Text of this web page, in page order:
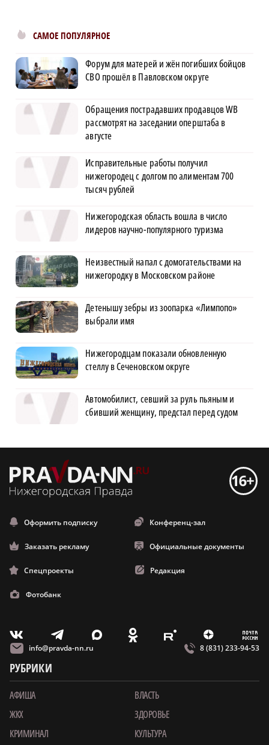
САМОЕ ПОПУЛЯРНОЕ
Форум для матерей и жён погибших бойцов
СВО прошёл в Павловском округе
Обращения пострадавших продавцов WB
рассмотрят на заседании оперштаба в
августе
Исправительные работы получил
нижегородец с долгом по алиментам 700
тысяч рублей
Нижегородская область вошла в число
лидеров научно-популярного туризма
Неизвестный напал с домогательствами на
нижегородку в Московском районе
Детенышу зебры из зоопарка «Лимпопо»
выбрали имя
Нижегородцам показали обновленную
стеллу в Сеченовском округе
Автомобилист, севший за руль пьяным и
сбивший женщину, предстал перед судом
Оформить подписку Конференц-зал
Заказать рекламу Официальные документы
Спецпроекты Редакция
Фотобанк
V T X O E Z m
info@pravda-nn.ru 8 (831) 233-94-53
РУБРИКИ
АФИША
ВЛАСТЬ
ЖКХ
ЗДОРОВЬЕ
КРИМИНАЛ
КУЛЬТУРА